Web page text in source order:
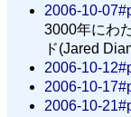
2006-10-
3000年にわ
ド(Jared
2006-10-
2006-10-
2006-10-